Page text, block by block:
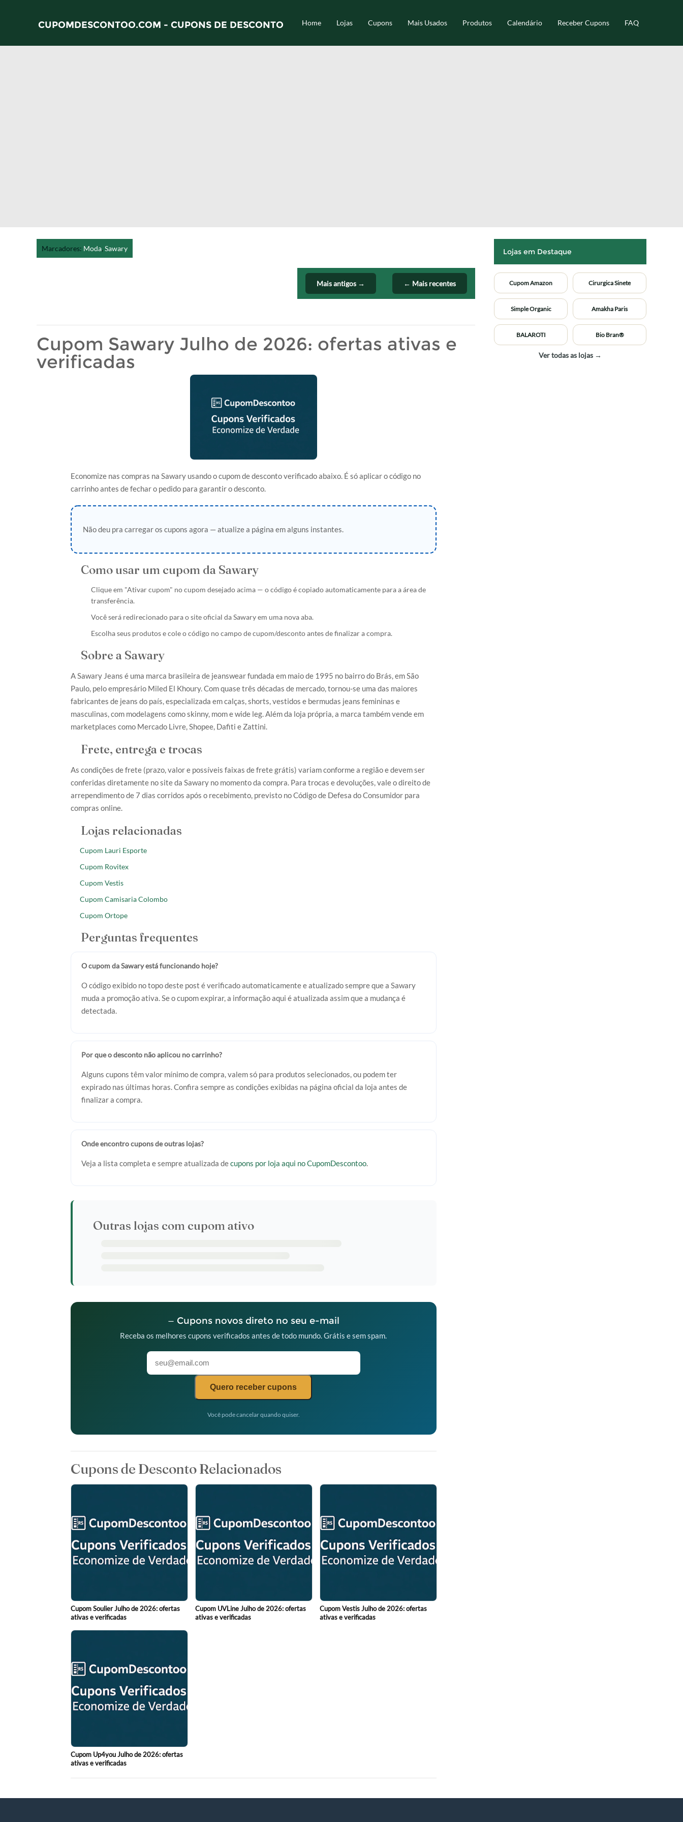
CUPOMDESCONTOO.COM - CUPONS DE DESCONTO Home Lojas Cupons Mais Usados Produtos Calendário Receber Cupons FAQ
Marcadores: Moda, Sawary
← Mais recentes
Mais antigos →
Cupom Sawary Julho de 2026: ofertas ativas e
verificadas
Economize nas compras na Sawary usando o cupom de desconto verificado abaixo. É só aplicar o código no
carrinho antes de fechar o pedido para garantir o desconto.
Não deu pra carregar os cupons agora — atualize a página em alguns instantes.
Como usar um cupom da Sawary
Clique em "Ativar cupom" no cupom desejado acima — o código é copiado automaticamente para a área de
transferência.
Você será redirecionado para o site oficial da Sawary em uma nova aba.
Escolha seus produtos e cole o código no campo de cupom/desconto antes de finalizar a compra.
Sobre a Sawary
A Sawary Jeans é uma marca brasileira de jeanswear fundada em maio de 1995 no bairro do Brás, em São
Paulo, pelo empresário Miled El Khoury. Com quase três décadas de mercado, tornou-se uma das maiores
fabricantes de jeans do país, especializada em calças, shorts, vestidos e bermudas jeans femininas e
masculinas, com modelagens como skinny, mom e wide leg. Além da loja própria, a marca também vende em
marketplaces como Mercado Livre, Shopee, Dafiti e Zattini.
Frete, entrega e trocas
As condições de frete (prazo, valor e possíveis faixas de frete grátis) variam conforme a região e devem ser
conferidas diretamente no site da Sawary no momento da compra. Para trocas e devoluções, vale o direito de
arrependimento de 7 dias corridos após o recebimento, previsto no Código de Defesa do Consumidor para
compras online.
Lojas relacionadas
Cupom Lauri Esporte
Cupom Rovitex
Cupom Vestis
Cupom Camisaria Colombo
Cupom Ortope
Perguntas frequentes
O cupom da Sawary está funcionando hoje?
O código exibido no topo deste post é verificado automaticamente e atualizado sempre que a Sawary
muda a promoção ativa. Se o cupom expirar, a informação aqui é atualizada assim que a mudança é
detectada.
Por que o desconto não aplicou no carrinho?
Alguns cupons têm valor mínimo de compra, valem só para produtos selecionados, ou podem ter
expirado nas últimas horas. Confira sempre as condições exibidas na página oficial da loja antes de
finalizar a compra.
Onde encontro cupons de outras lojas?
Veja a lista completa e sempre atualizada decupons por loja aqui no CupomDescontoo.
Outras lojas com cupom ativo
— Cupons novos direto no seu e-mail
Receba os melhores cupons verificados antes de todo mundo. Grátis e sem spam.
Quero receber cupons
Você pode cancelar quando quiser.
Cupons de Desconto Relacionados
Cupom Soulier Julho de 2026: ofertas
ativas e verificadas
Cupom UVLine Julho de 2026: ofertas
ativas e verificadas
Cupom Vestis Julho de 2026: ofertas
ativas e verificadas
Cupom Up4you Julho de 2026: ofertas
ativas e verificadas
Lojas em Destaque
Cupom Amazon Cirurgica Sinete
Simple Organic Amakha Paris
BALAROTI Bio Bran®
Ver todas as lojas →